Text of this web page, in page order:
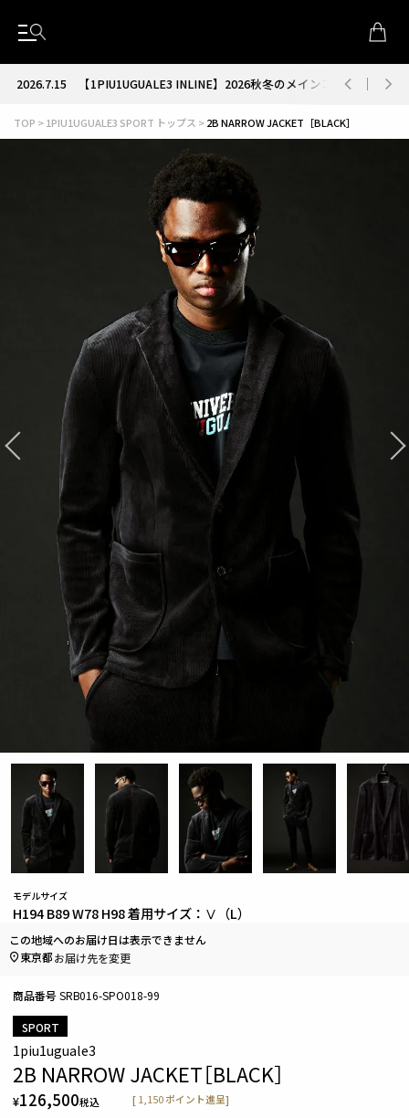
2026.7.15【1PIU1UGUALE3 INLINE】2026秋冬のメインコレクションが
TOP 1PIU1UGUALE3 SPORT トップス 2B NARROW JACKET［BLACK］
SPORT
モデルサイズ
H194 B89 W78 H98 着用サイズ：Ⅴ（L）
1piu1uguale3
2B NARROW JACKET［BLACK］
¥126,500税込 [ 1,150 ポイント進呈]
商品番号 SRB016-SPO018-99
この地域へのお届け日は表示できません
東京都お届け先を変更